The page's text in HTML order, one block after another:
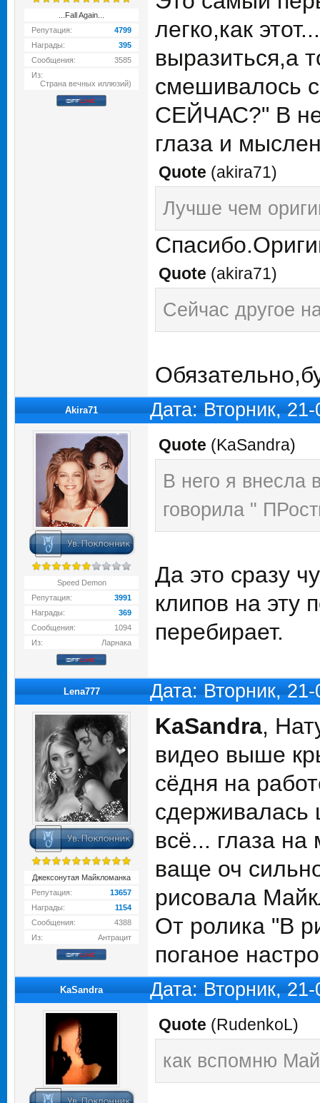
...Fall Again...
Репутация:
4799
Награды:
395
Сообщения:
3585
Из:
Страна вечных иллюзий)
легко,как
выразиться,а
смешивалось
СЕЙЧАС?" В
глаза и
Quote (akira71)
Лучше чем
Quote (akira71)
Сейчас другое
Akira71 Дата: Вторник,
Speed Demon
Репутация:
3991
Награды:
369
Сообщения:
1094
Из:
Ларнака
Quote (KaSandra)
В него я внесла
говорила "
Да это сразу
клипов на эту
перебирает.
Lena777 Дата: Вторник,
Джексонутая Майкломанка
Репутация:
13657
Награды:
1154
Сообщения:
4388
Из:
Антрацит
KaSandra,
видео выше
сёдня на
сдерживалась
всё... глаза
ваще оч
рисовала
От ролика "В
поганое
KaSandra Дата: Вторник,
Quote (RudenkoL)
как вспомню